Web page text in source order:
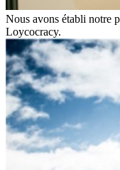
Nous avons établi notre
Loycocracy.